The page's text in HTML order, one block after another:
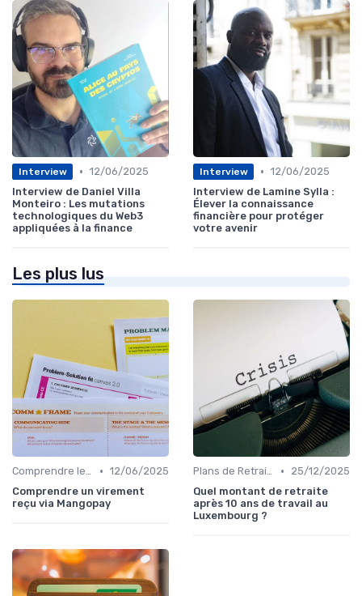
Interview • 12/06/2025
Interview de Daniel Villa
Monteiro : Les mutations
technologiques du Web3
appliquées à la finance
Interview • 12/06/2025
Interview de Lamine Sylla :
Élever la connaissance
financière pour protéger
votre avenir
Les plus lus
Comprendre les Marchés Financiers • 12/06/2025
Comprendre un virement
reçu via Mangopay
Plans de Retraite et Pensions •
25/12/2025
Quel montant de retraite
après 10 ans de travail au
Luxembourg ?